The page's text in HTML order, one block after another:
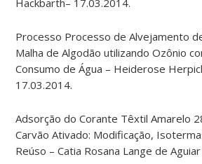
Processo Processo de Alvejamento
Malha de Algodão utilizando Ozônio
Consumo de Água – Heiderose
17.03.2014.
Adsorção do Corante Têxtil Amarelo
Carvão Ativado: Modificação,
Reúso – Catia Rosana Lange de